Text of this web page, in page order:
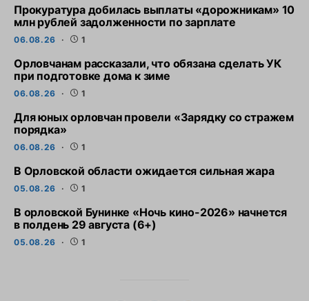
Прокуратура добилась выплаты «дорожникам» 10
млн рублей задолженности по зарплате
06.08.26 1
Орловчанам рассказали, что обязана сделать УК
при подготовке дома к зиме
06.08.26 1
Для юных орловчан провели «Зарядку со стражем
порядка»
06.08.26 1
В Орловской области ожидается сильная жара
05.08.26 1
В орловской Бунинке «Ночь кино-2026» начнется
в полдень 29 августа (6+)
05.08.26 1